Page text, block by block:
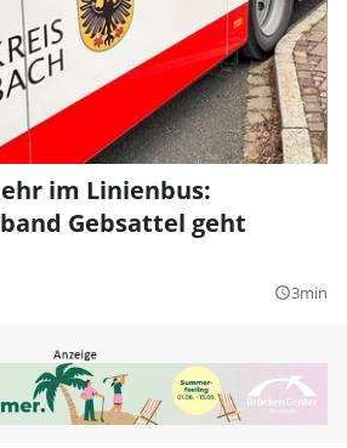
im Linienbus:
Gebsattel geht
query_builder3min